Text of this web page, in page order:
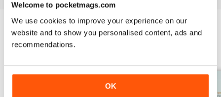
Welcome to pocketmags.com
We use cookies to improve your experience on our
website and to show you personalised content, ads and
recommendations.
OK
EDIZIONI INDIETRO